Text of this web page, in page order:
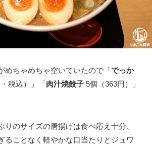
めちゃめちゃ空いていたので「でっか
税込）」「肉汁焼餃子 5個（363円）」
りのサイズの唐揚げは食べ応え十分、
ることなく軽やかな口当たりとジュワ